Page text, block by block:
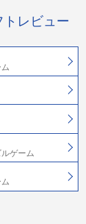
トレビュー
ゲーム